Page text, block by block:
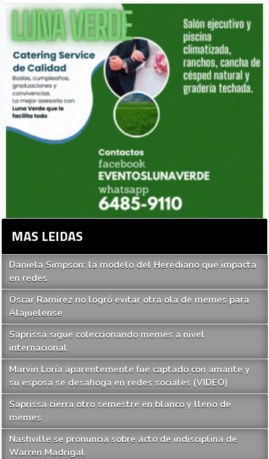
MAS LEIDAS
Daniela Simpson: la modelo del Herediano que impacta
en redes
Óscar Ramírez no logró evitar otra ola de memes para
Alajuelense
Saprissa sigue coleccionando memes a nivel
internacional
Marvin Loría aparentemente fue captado con amante y
su esposa se desahoga en redes sociales (VIDEO)
Saprissa cierra otro semestre en blanco y lleno de
memes
Nashville se pronuncia sobre acto de indisciplina de
Warren Madrigal